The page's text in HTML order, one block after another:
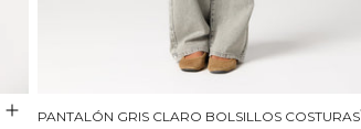
PANTALÓN GRIS CLARO BOLSILLOS COSTURAS